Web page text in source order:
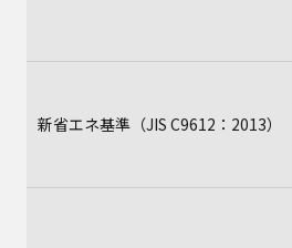
新省エネ基準（JIS C9612：2013）